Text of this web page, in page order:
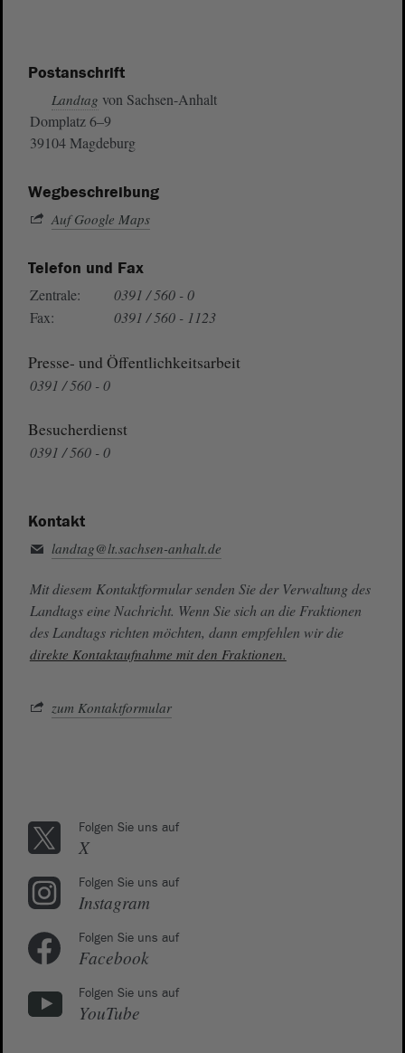
Postanschrift
Landtag von Sachsen-Anhalt
Domplatz 6–9
39104 Magdeburg
Wegbeschreibung
Auf Google Maps
Telefon und Fax
Zentrale:
0391 / 560 - 0
Fax:
0391 / 560 - 1123
Presse- und Öffentlichkeitsarbeit
0391 / 560 - 0
Besucherdienst
0391 / 560 - 0
Kontakt
landtag@lt.sachsen-anhalt.de
Mit diesem Kontaktformular senden Sie der Verwaltung des
Landtags eine Nachricht. Wenn Sie sich an die Fraktionen
des Landtags richten möchten, dann empfehlen wir die
direkte Kontaktaufnahme mit den Fraktionen.
zum Kontaktformular
Folgen Sie uns auf
X
Folgen Sie uns auf
Instagram
Folgen Sie uns auf
Facebook
Folgen Sie uns auf
YouTube